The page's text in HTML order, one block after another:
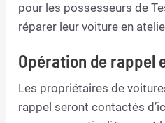
pour les possesseurs de
réparer leur voiture en
Opération de rappel
Les propriétaires de
rappel seront contactés